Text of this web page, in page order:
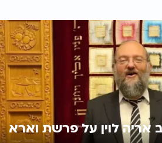
אריה לוין על פרשת וארא